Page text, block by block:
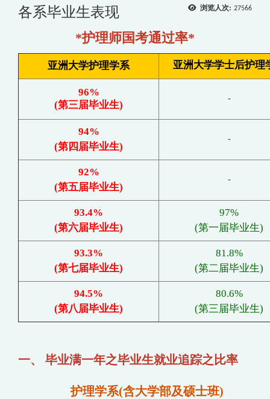
浏览人次: 27566
各系毕业生表现
*护理师国考通过率*
亚洲大学护理学系 亚洲大学学士后护理
96%
(第三届毕业生)
-
94%
(第四届毕业生)
-
92%
(第五届毕业生)
-
93.4%
(第六届毕业生)
97%
(第一届毕业生)
93.3%
(第七届毕业生)
81.8%
(第二届毕业生)
94.5%
(第八届毕业生)
80.6%
(第三届毕业生)
一、 毕业满一年之毕业生就业追踪之比率
护理学系(含大学部及硕士班)